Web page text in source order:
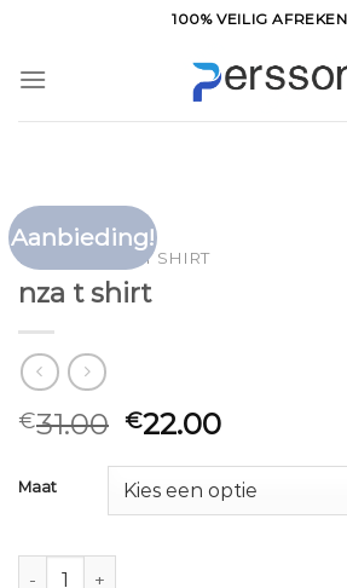
inhoud
100% VEILIG
Aanbieding!
HOME NZA T SHIRT
nza t shirt
€31.00 €22.00
Maat
nza t shirt aantal